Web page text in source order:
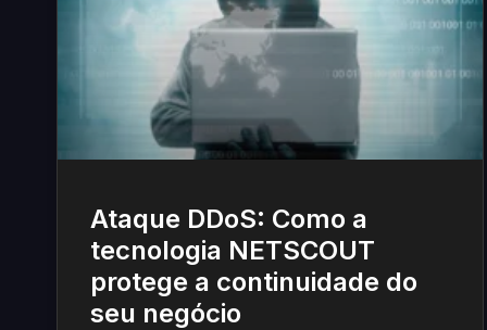
Ataque DDoS: Como a
tecnologia NETSCOUT
protege a continuidade do
seu negócio